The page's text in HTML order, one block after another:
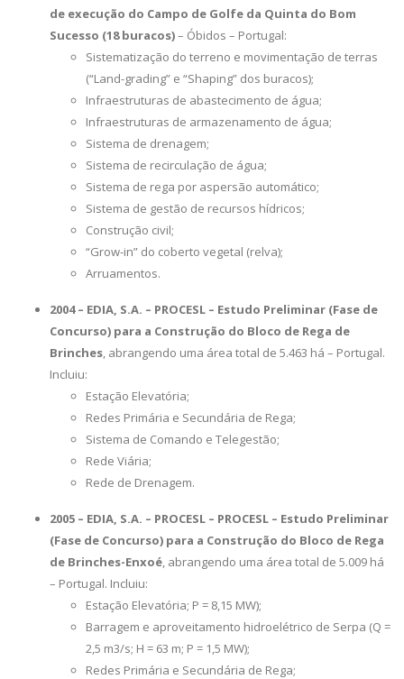
de execução do Campo de Golfe da Quinta do Bom
Sucesso (18 buracos)– Óbidos – Portugal:
Sistematização do terreno e movimentação de terras
(“Land-grading” e “Shaping” dos buracos);
Infraestruturas de abastecimento de água;
Infraestruturas de armazenamento de água;
Sistema de drenagem;
Sistema de recirculação de água;
Sistema de rega por aspersão automático;
Sistema de gestão de recursos hídricos;
Construção civil;
“Grow-in” do coberto vegetal (relva);
Arruamentos.
2004 – EDIA, S.A. – PROCESL – Estudo Preliminar (Fase de
Concurso) para a Construção do Bloco de Rega de
Brinches, abrangendo uma área total de 5.463 há – Portugal.
Incluiu:
Estação Elevatória;
Redes Primária e Secundária de Rega;
Sistema de Comando e Telegestão;
Rede Viária;
Rede de Drenagem.
2005 – EDIA, S.A. – PROCESL – PROCESL – Estudo Preliminar
(Fase de Concurso) para a Construção do Bloco de Rega
de Brinches-Enxoé, abrangendo uma área total de 5.009 há
– Portugal. Incluiu:
Estação Elevatória; P = 8,15 MW);
Barragem e aproveitamento hidroelétrico de Serpa (Q =
2,5 m3/s; H = 63 m; P = 1,5 MW);
Redes Primária e Secundária de Rega;